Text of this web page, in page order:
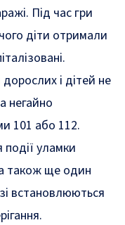
Під час гри
діти отримали
і дітей не
негайно
101 або 112.
уламки
також ще один
встановлюються